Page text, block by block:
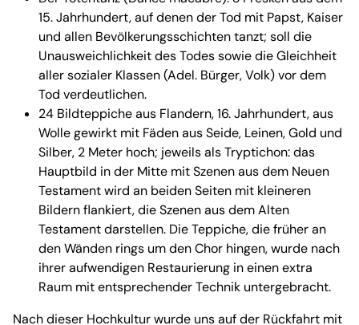
15. Jahrhundert, auf denen der Tod mit Papst, Kaiser
und allen Bevölkerungsschichten tanzt; soll die
Unausweichlichkeit des Todes sowie die Gleichheit
aller sozialer Klassen (Adel. Bürger, Volk) vor dem
Tod verdeutlichen.
24 Bildteppiche aus Flandern, 16. Jahrhundert, aus
Wolle gewirkt mit Fäden aus Seide, Leinen, Gold und
Silber, 2 Meter hoch; jeweils als Tryptichon: das
Hauptbild in der Mitte mit Szenen aus dem Neuen
Testament wird an beiden Seiten mit kleineren
Bildern flankiert, die Szenen aus dem Alten
Testament darstellen. Die Teppiche, die früher an
den Wänden rings um den Chor hingen, wurde nach
ihrer aufwendigen Restaurierung in einen extra
Raum mit entsprechender Technik untergebracht.
Nach dieser Hochkultur wurde uns auf der Rückfahrt mit